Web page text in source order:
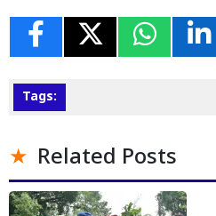
Tags:
Related Posts